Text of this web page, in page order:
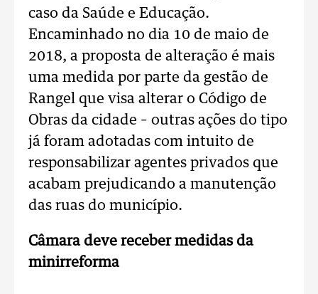
caso da Saúde e Educação.
Encaminhado no dia 10 de maio de
2018, a proposta de alteração é mais
uma medida por parte da gestão de
Rangel que visa alterar o Código de
Obras da cidade – outras ações do tipo
já foram adotadas com intuito de
responsabilizar agentes privados que
acabam prejudicando a manutenção
das ruas do município.
Câmara deve receber medidas da
minirreforma